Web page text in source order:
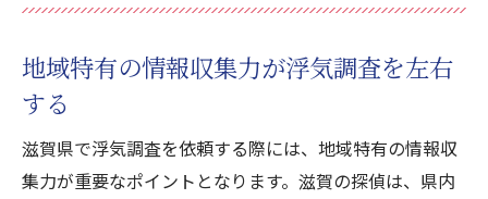
地域密着型探偵が持つ信頼の浮気調査ネッ
地域に根ざした探偵事務所で浮気調査の成
探偵選択で差がつく滋賀の浮気調査の実力
実力派探偵が持つ浮気調査の技術と経験
地域特有の情報収集力が浮気調査を左右
する
滋賀県で浮気調査を依頼する際には、地域特有の情報収
集力が重要なポイントとなります。滋賀の探偵は、県内